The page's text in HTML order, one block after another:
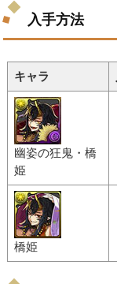
入手方法
キャラ
幽姿の狂鬼・橋
姫
橋姫